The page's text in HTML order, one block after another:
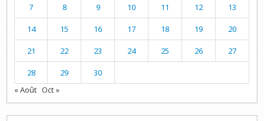
7 8 9 10 11 12 13
14 15 16 17 18 19 20
21 22 23 24 25 26 27
28 29
30
« Août Oct »